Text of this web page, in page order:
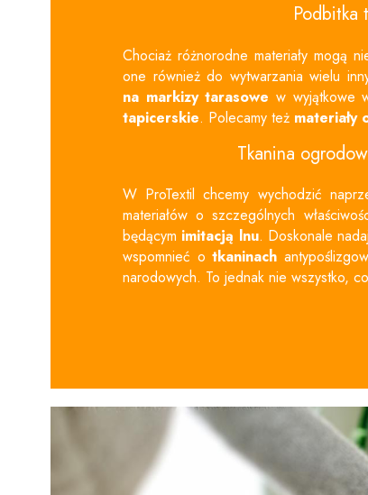
Podbitka
Chociaż różnorodne materiały mogą
one również do wytwarzania wielu
na markizy tarasowe w wyjątkowe
tapicerskie. Polecamy też materiały
Tkanina
W ProTextil chcemy wychodzić
materiałów o szczególnych
będącym imitacją lnu. Doskonale
wspomnieć otkaninach
narodowych. To jednak nie wszystko,